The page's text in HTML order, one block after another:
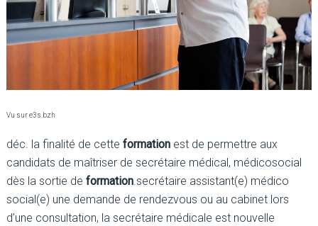
Vu sur e3s.bzh
déc. la finalité de cette formationest de permettre aux
candidats de maîtriser de secrétaire médical, médicosocial
dès la sortie de formation.secrétaire assistant(e) médico
social(e) une demande de rendezvous ou au cabinet lors
d’une consultation, la secrétaire médicale est nouvelle